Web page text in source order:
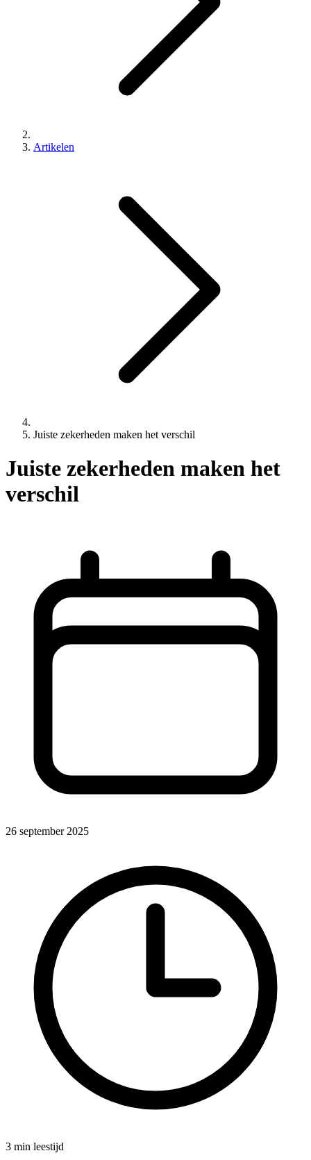
Artikelen
Juiste zekerheden maken het verschil
Juiste zekerheden maken het
verschil
26 september 2025
3 min leestijd